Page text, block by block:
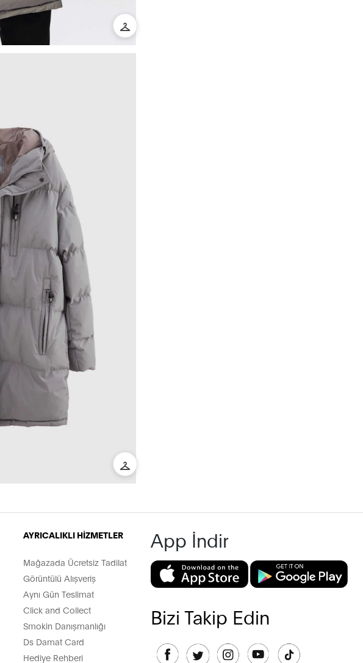
AYRICALIKLI HİZMETLER
Mağazada Ücretsiz Tadilat
Görüntülü Alışveriş
Aynı Gün Teslimat
Click and Collect
Smokin Danışmanlığı
Ds Damat Card
Hediye Rehberi
App İndir
Bizi Takip Edin